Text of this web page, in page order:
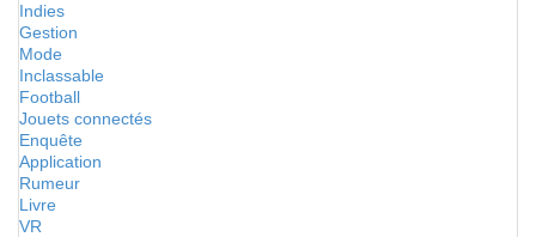
Indies
Gestion
Mode
Inclassable
Football
Jouets connectés
Enquête
Application
Rumeur
Livre
VR